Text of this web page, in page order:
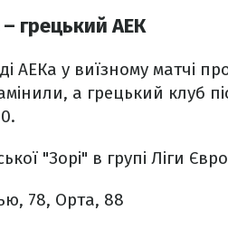
грецький АЕК
АЕКа у виїзному матчі
а грецький клуб
"Зорі" в групі Ліги
78, Орта, 88